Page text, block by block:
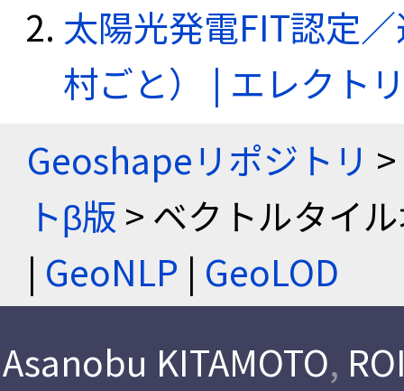
太陽光発電FIT認定
村ごと） | エレクト
Geoshapeリポジトリ >
トβ版 > ベクトルタイ
| GeoNLP | GeoLOD
Asanobu KITAMOTO,